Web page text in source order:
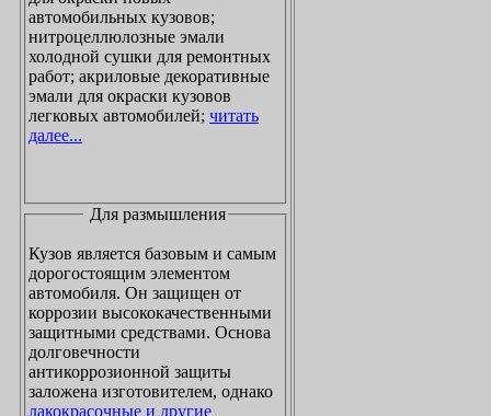
автомобильных кузовов;
нитроцеллюлозные эмали
холодной сушки для ремонтных
работ; акриловые декоративные
эмали для окраски кузовов
легковых автомобилей; читать
далее...
Для размышления
Кузов является базовым и самым
дорогостоящим элементом
автомобиля. Он защищен от
коррозии высококачественными
защитными средствами. Основа
долговечности
антикоррозионной защиты
заложена изготовителем, однако
лакокрасочные и другие